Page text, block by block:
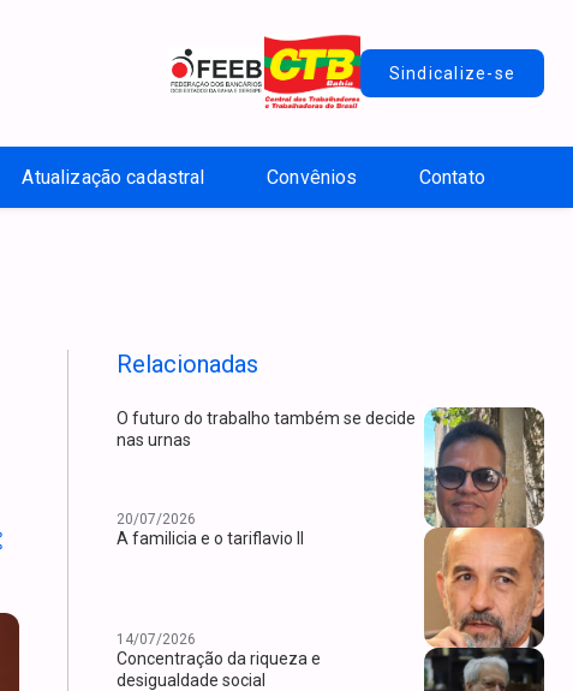
Sindicalize-se
Atualização cadastral Convênios Contato
Relacionadas
O futuro do trabalho também se decide
nas urnas
20/07/2026
A familicia e o tariflavio II
14/07/2026
Concentração da riqueza e
desigualdade social